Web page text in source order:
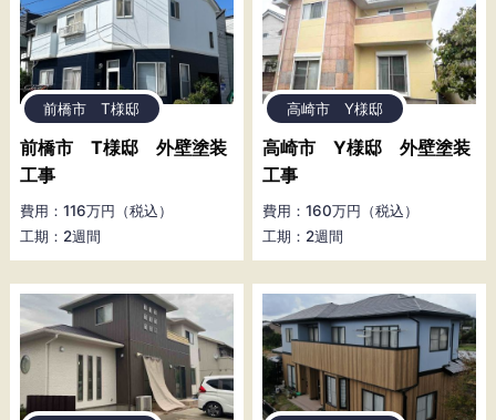
前橋市 T様邸
前橋市 T様邸 外壁塗装
工事
費用：116万円（税込）
工期：2週間
高崎市 Y様邸
高崎市 Y様邸 外壁塗装
工事
費用：160万円（税込）
工期：2週間